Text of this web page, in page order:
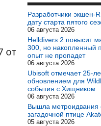
от
Разработчики экшен-
дату старта пятого
06 августа 2026
Helldivers 2 повысит
300, но накопленный
опыт не пропадет
06 августа 2026
Ubisoft отмечает 25-
обновлением для
события с Хищником
06 августа 2026
Вышла метроидвания
загадочной птице
05 августа 2026